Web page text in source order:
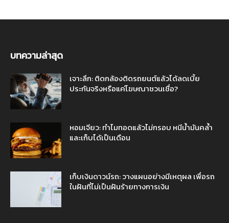
บทความล่าสุด
เจาะลึก: ติดกล้องติดรถยนต์แล้วได้ลดเบี้ย
ประกันจริงหรือแค่โฆษณาชวนเชื่อ?
หอมเจียว: ทำไมทอดแล้วไม่กรอบ หนีน้ำมันคล้ำ
และเก็บได้เป็นเดือน
เก็บเงินดาวน์รถ: วางแผนอย่างมีเหตุผล เพื่อรถ
ในฝันที่ไม่เป็นฝันร้ายทางการเงิน